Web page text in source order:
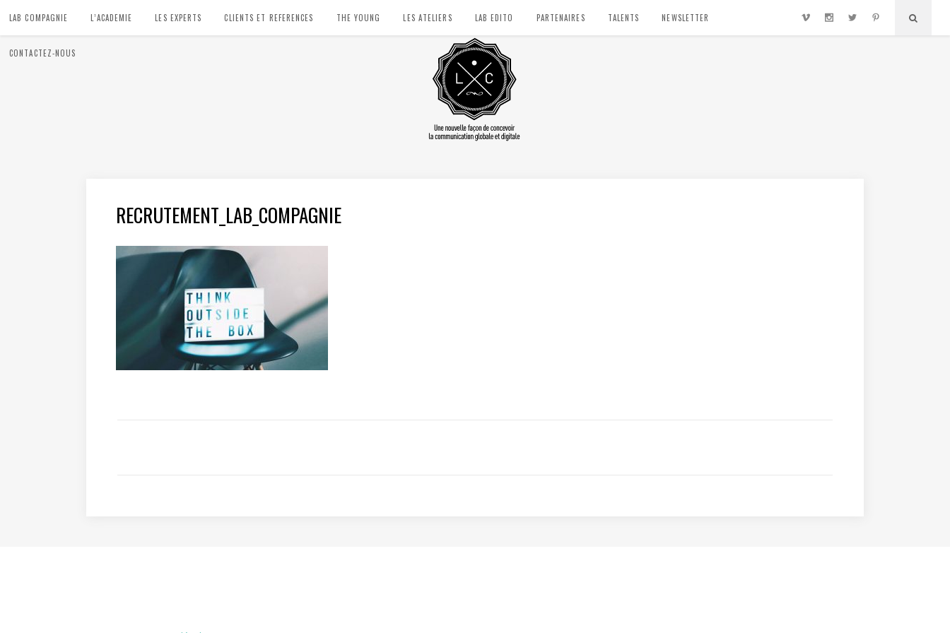
LAB COMPAGNIE L’ACADEMIE LES EXPERTS CLIENTS ET REFERENCES THE YOUNG LES ATELIERS LAB EDITO PARTENAIRES TALENTS NEWSLETTER
CONTACTEZ-NOUS
RECRUTEMENT_LAB_COMPAGNIE